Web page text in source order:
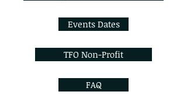
Events Dates
TFO Non-Profit
FAQ